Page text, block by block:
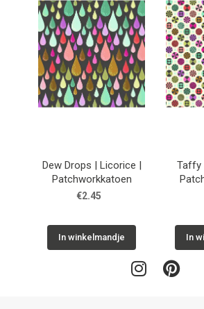
Dew Drops | Licorice |
Patchworkkatoen
€2.45
In winkelmandje
Taffy
In